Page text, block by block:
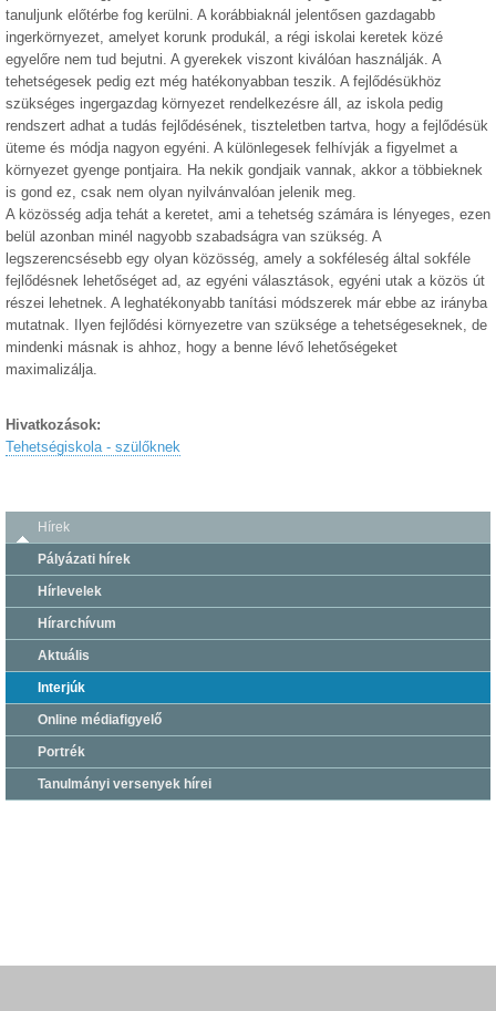
tanuljunk előtérbe fog kerülni. A korábbiaknál jelentősen gazdagabb
ingerkörnyezet, amelyet korunk produkál, a régi iskolai keretek közé
egyelőre nem tud bejutni. A gyerekek viszont kiválóan használják. A
tehetségesek pedig ezt még hatékonyabban teszik. A fejlődésükhöz
szükséges ingergazdag környezet rendelkezésre áll, az iskola pedig
rendszert adhat a tudás fejlődésének, tiszteletben tartva, hogy a fejlődésük
üteme és módja nagyon egyéni. A különlegesek felhívják a figyelmet a
környezet gyenge pontjaira. Ha nekik gondjaik vannak, akkor a többieknek
is gond ez, csak nem olyan nyilvánvalóan jelenik meg.
A közösség adja tehát a keretet, ami a tehetség számára is lényeges, ezen
belül azonban minél nagyobb szabadságra van szükség. A
legszerencsésebb egy olyan közösség, amely a sokféleség által sokféle
fejlődésnek lehetőséget ad, az egyéni választások, egyéni utak a közös út
részei lehetnek. A leghatékonyabb tanítási módszerek már ebbe az irányba
mutatnak. Ilyen fejlődési környezetre van szüksége a tehetségeseknek, de
mindenki másnak is ahhoz, hogy a benne lévő lehetőségeket
maximalizálja.
Hivatkozások:
Tehetségiskola - szülőknek
Hírek
Pályázati hírek
Hírlevelek
Hírarchívum
Aktuális
Interjúk
Online médiafigyelő
Portrék
Tanulmányi versenyek hírei